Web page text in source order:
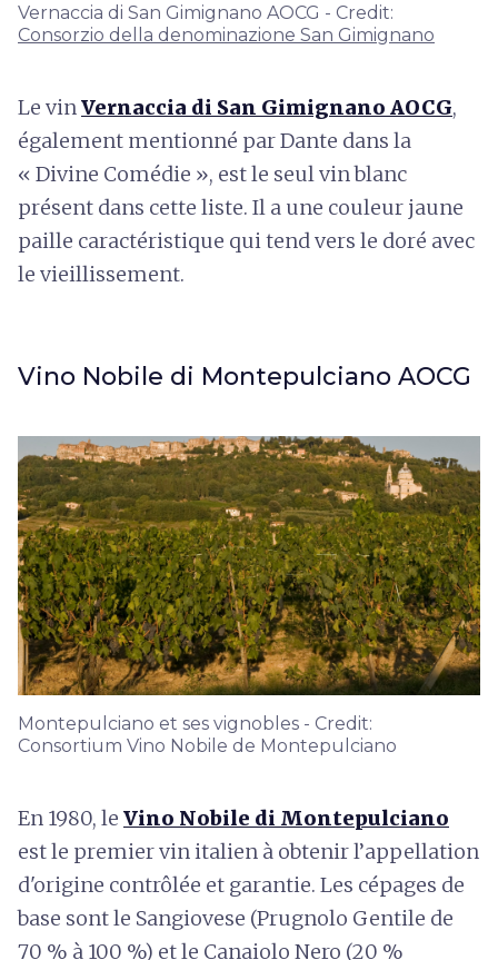
Vernaccia di San Gimignano AOCG - Credit:
Consorzio della denominazione San Gimignano
Le vin Vernaccia di San Gimignano AOCG,
également mentionné par Dante dans la
« Divine Comédie », est le seul vin blanc
présent dans cette liste. Il a une couleur jaune
paille caractéristique qui tend vers le doré avec
le vieillissement.
Vino Nobile di Montepulciano AOCG
Montepulciano et ses vignobles - Credit:
Consortium Vino Nobile de Montepulciano
En 1980, le Vino Nobile di Montepulciano
est le premier vin italien à obtenir l’appellation
d'origine contrôlée et garantie. Les cépages de
base sont le Sangiovese (Prugnolo Gentile de
70 % à 100 %) et le Canaiolo Nero (20 %